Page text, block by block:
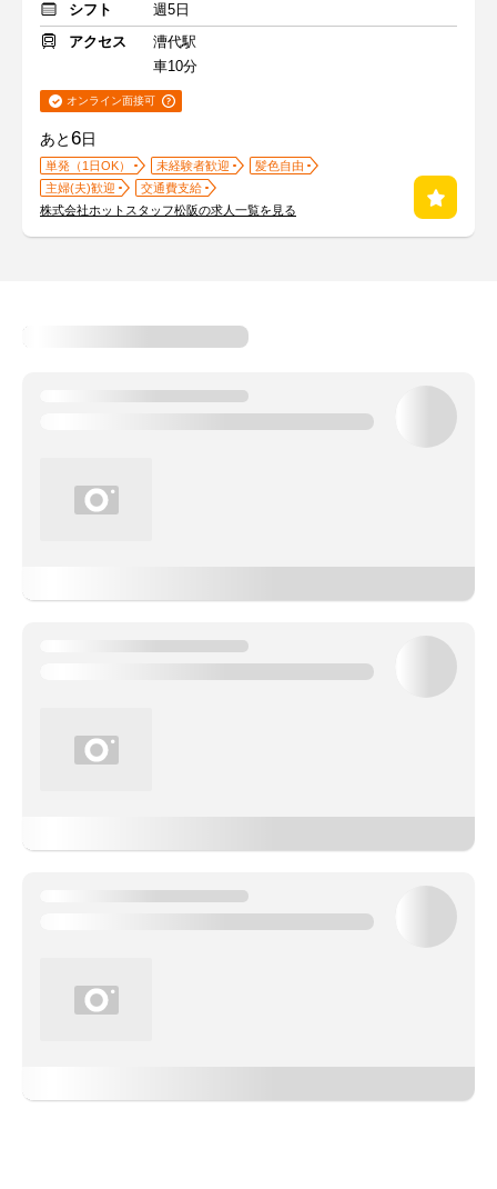
シフト
週5日
アクセス
漕代駅
車10分
オンライン面接可
あと6日
単発（1日OK） 未経験者歓迎
髪色自由
主婦(夫)歓迎
交通費支給
株式会社ホットスタッフ松阪の求人一覧を見る